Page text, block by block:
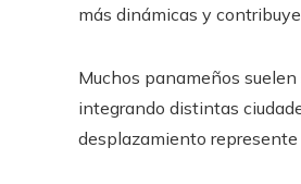
más dinámicas y
Muchos panameños
integrando distintas
desplazamiento represente